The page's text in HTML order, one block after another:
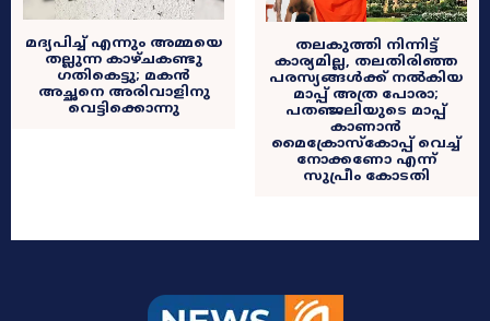
മദ്യപിച്ച് എന്നും അമ്മയെ
തല്ലുന്ന കാഴ്ചകണ്ടു
ഗതികെട്ടു; മകൻ
അച്ഛനെ അരിവാളിനു
വെട്ടിക്കൊന്നു
തലകുത്തി നിന്നിട്ട്
കാര്യമില്ല, തലതിരിഞ്ഞ
പരസ്യങ്ങൾക്ക് നൽകിയ
മാപ്പ് അത്ര പോരാ;
പതഞ്ജലിയുടെ മാപ്പ്
കാണാൻ
മൈക്രോസ്കോപ്പ് വെച്ച്
നോക്കണോ എന്ന്
സുപ്രീം കോടതി